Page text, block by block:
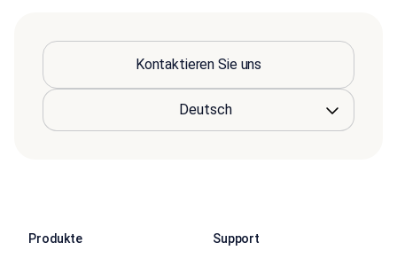
Kontaktieren Sie uns
Produkte Support